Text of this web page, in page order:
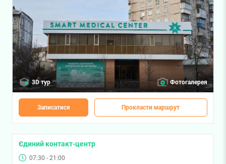
3D тур Фотогалерея
Записатися Прокласти маршрут
Єдиний контакт-центр
07:30 - 21:00